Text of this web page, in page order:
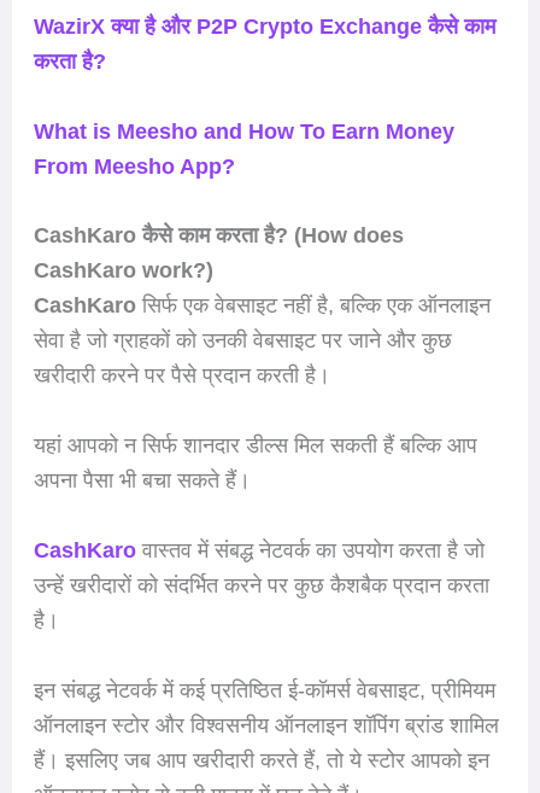
WazirX क्या है और P2P Crypto Exchange कैसे काम
करता है?
What is Meesho and How To Earn Money
From Meesho App?
CashKaro कैसे काम करता है? (How does
CashKaro work?)
CashKaroसिर्फ एक वेबसाइट नहीं है, बल्कि एक ऑनलाइन
सेवा है जो ग्राहकों को उनकी वेबसाइट पर जाने और कुछ
खरीदारी करने पर पैसे प्रदान करती है।
यहां आपको न सिर्फ शानदार डील्स मिल सकती हैं बल्कि आप
अपना पैसा भी बचा सकते हैं।
CashKaro वास्तव में संबद्ध नेटवर्क का उपयोग करता है जो
उन्हें खरीदारों को संदर्भित करने पर कुछ कैशबैक प्रदान करता
है।
इन संबद्ध नेटवर्क में कई प्रतिष्ठित ई-कॉमर्स वेबसाइट, प्रीमियम
ऑनलाइन स्टोर और विश्वसनीय ऑनलाइन शॉपिंग ब्रांड शामिल
हैं। इसलिए जब आप खरीदारी करते हैं, तो ये स्टोर आपको इन